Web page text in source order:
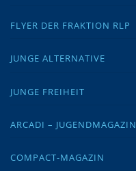
FLYER DER FRAKTION RLP
JUNGE ALTERNATIVE
JUNGE FREIHEIT
ARCADI – JUGENDMAGAZIN
COMPACT-MAGAZIN